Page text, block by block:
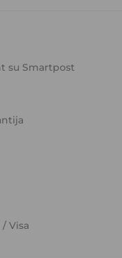
su Smartpost
Visa